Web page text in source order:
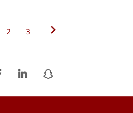
2 3 chevron_right